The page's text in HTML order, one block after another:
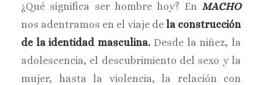
¿Qué significa ser hombre hoy? En MACHO
nos adentramos en el viaje de la construcción
de la identidad masculina. Desde la niñez, la
adolescencia, el descubrimiento del sexo y la
mujer, hasta la violencia, la relación con